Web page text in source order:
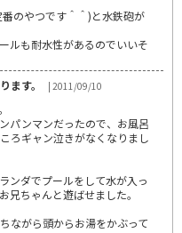
のやつです＾＾)と水鉄砲が
ルも耐水性があるのでいいそ
ます。
| 2011/09/10
パンマンだったので、お風呂
ろギャン泣きがなくなりまし
ンダでプールをして水が入っ
兄ちゃんと遊ばせました。
ながら頭からお湯をかぶって